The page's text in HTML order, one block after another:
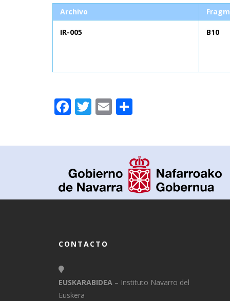
Archivo
IR-005 B10
Facebook
Twitter
Email
CONTACTO
EUSKARABIDEA – Instituto Navarro del
Euskera